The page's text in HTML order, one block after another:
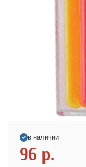
в наличии
96 р.